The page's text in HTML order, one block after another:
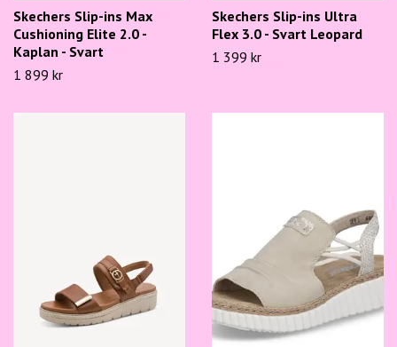
Skechers Slip-ins Max
Cushioning Elite 2.0 -
Kaplan - Svart
1 899 kr
Skechers Slip-ins Ultra
Flex 3.0 - Svart Leopard
1 399 kr